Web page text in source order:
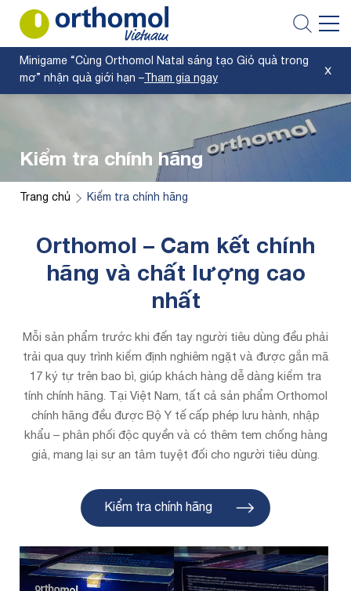
Minigame “Cùng Orthomol Natal sáng tạo Giỏ quà trong
mơ” nhận quà giới hạn – Tham gia ngay
Kiểm tra chính hãng
Trang chủ Kiểm tra chính hãng
Orthomol – Cam kết chính
hãng và chất lượng cao
nhất
Mỗi sản phẩm trước khi đến tay người tiêu dùng đều phải
trải qua quy trình kiểm định nghiêm ngặt và được gắn mã
17 ký tự trên bao bì, giúp khách hàng dễ dàng kiểm tra
tính chính hãng. Tại Việt Nam, tất cả sản phẩm Orthomol
chính hãng đều được Bộ Y tế cấp phép lưu hành, nhập
khẩu – phân phối độc quyền và có thêm tem chống hàng
giả, mang lại sự an tâm tuyệt đối cho người tiêu dùng.
Kiểm tra chính hãng